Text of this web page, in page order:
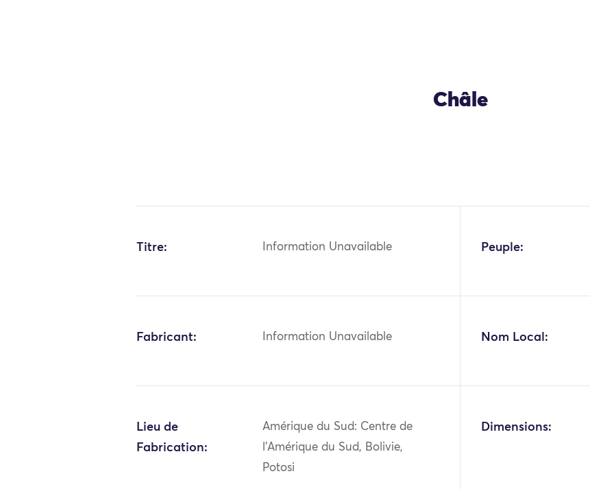
Châle
Titre: Information Unavailable Peuple:
Fabricant: Information Unavailable Nom Local:
Lieu de
Fabrication:
Amérique du Sud: Centre de
l'Amérique du Sud, Bolivie,
Potosi
Dimensions: